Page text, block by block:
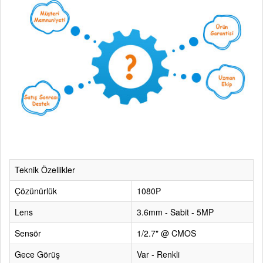
Teknik Özellikler
Çözünürlük
1080P
Lens
3.6mm - Sabit - 5MP
Sensör
1/2.7" @ CMOS
Gece Görüş
Var - Renkli